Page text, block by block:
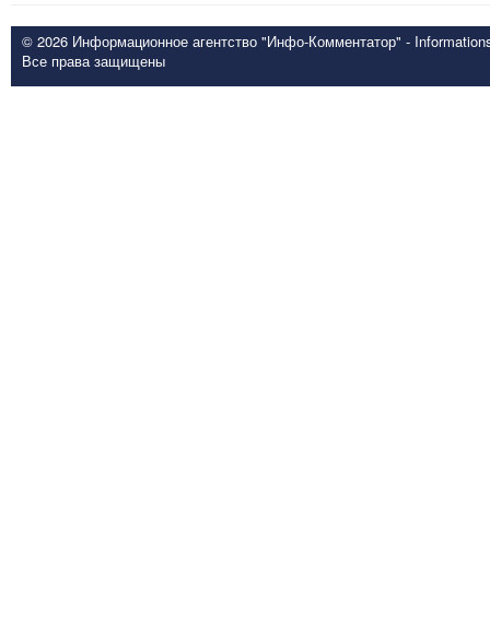
© 2026 Информационное агентство "Инфо-Комментатор" -
Все права защищены